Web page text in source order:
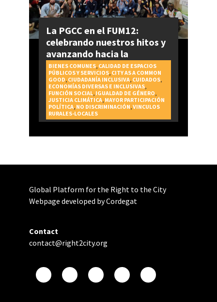
La PGCC en el FUM12:
celebrando nuestros hitos y
avanzando hacia la
realización del Derecho a la
Ciudad
BIENES COMUNES, CALIDAD DE ESPACIOS
PÚBLICOS Y SERVICIOS, CITY AS A COMMON
GOOD CIUDADANÍA INCLUSIVA, CUIDADOS,
ECONOMÍAS DIVERSAS E INCLUSIVAS,
FUNCIÓN SOCIAL, IGUALDAD DE GÉNERO
JUSTICIA CLIMÁTICA, MAYOR PARTICIPACIÓN
POLÍTICA, NO DISCRIMINACIÓN VINCULOS
RURALES-LOCALES
Global Platform for the Right to the City
Webpage developed by Cordegat
Contact
contact@right2city.org